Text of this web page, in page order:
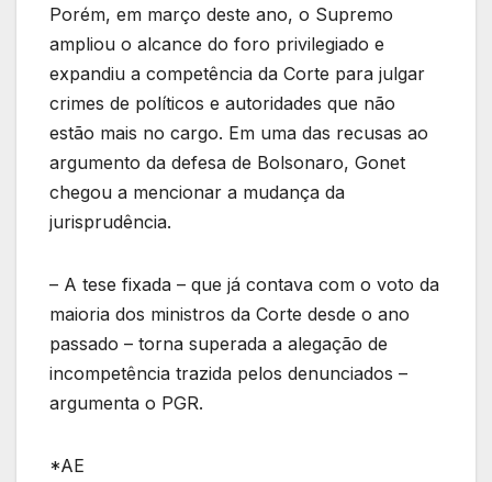
Porém, em março deste ano, o Supremo
ampliou o alcance do foro privilegiado e
expandiu a competência da Corte para julgar
crimes de políticos e autoridades que não
estão mais no cargo. Em uma das recusas ao
argumento da defesa de Bolsonaro, Gonet
chegou a mencionar a mudança da
jurisprudência.
– A tese fixada – que já contava com o voto da
maioria dos ministros da Corte desde o ano
passado – torna superada a alegação de
incompetência trazida pelos denunciados –
argumenta o PGR.
*AE